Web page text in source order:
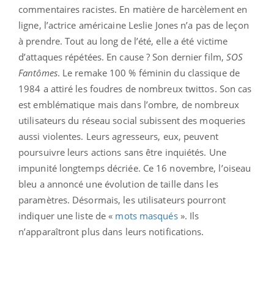
commentaires racistes. En matière de harcèlement en
ligne, l’actrice américaine Leslie Jones n’a pas de leçon
à prendre. Tout au long de l’été, elle a été victime
d’attaques répétées. En cause ? Son dernier film,SOS
Fantômes. Le remake 100 % féminin du classique de
1984 a attiré les foudres de nombreux twittos. Son cas
est emblématique mais dans l’ombre, de nombreux
utilisateurs du réseau social subissent des moqueries
aussi violentes. Leurs agresseurs, eux, peuvent
poursuivre leurs actions sans être inquiétés. Une
impunité longtemps décriée. Ce 16 novembre, l’oiseau
bleu a annoncé une évolution de taille dans les
paramètres. Désormais, les utilisateurs pourront
indiquer une liste de « mots masqués ». Ils
n’apparaîtront plus dans leurs notifications.